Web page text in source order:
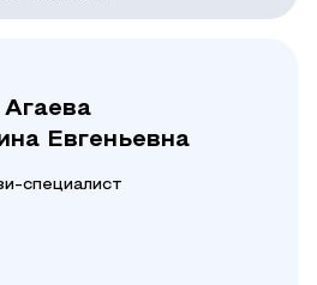
Агаева
Евгеньевна
специалист